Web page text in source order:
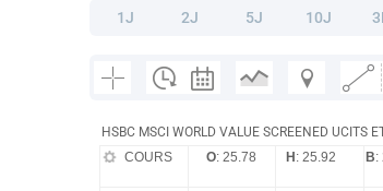
1J 2J 5J 10J
HSBC MSCI WORLD VALUE SCREENED UCITS
COURS O: 25.78 H : 25.92 B: